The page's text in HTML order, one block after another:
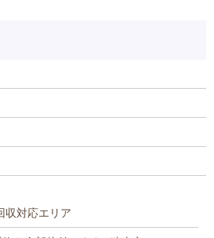
収対応エリア